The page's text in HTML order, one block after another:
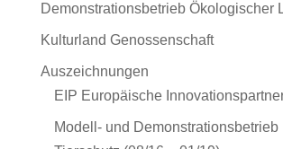
Demonstrationsbetrieb Ökologischer
Kulturland Genossenschaft
Auszeichnungen
EIP Europäische
Modell- und Demonstrationsbetrieb